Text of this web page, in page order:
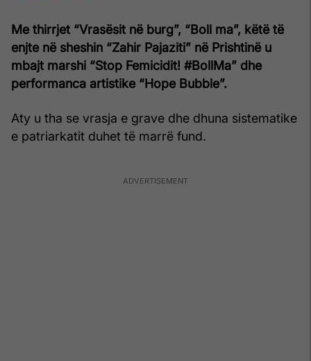
Me thirrjet “Vrasësit në burg”, “Boll ma”, këtë të
enjte në sheshin “Zahir Pajaziti” në Prishtinë u
mbajt marshi “Stop Femicidit! #BollMa” dhe
performanca artistike “Hope Bubble”.
Aty u tha se vrasja e grave dhe dhuna sistematike
e patriarkatit duhet të marrë fund.